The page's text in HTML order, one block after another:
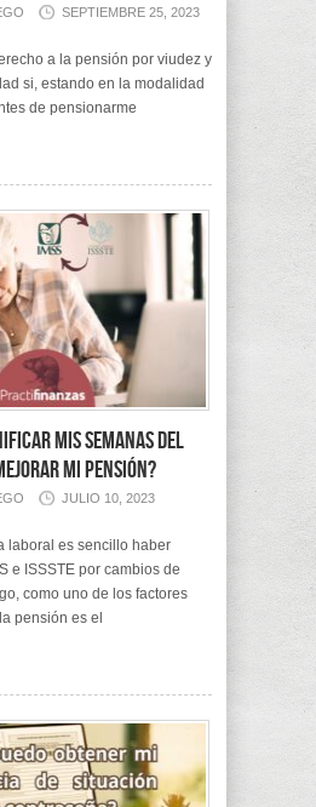
SEPTIEMBRE 25, 2023
a la pensión por viudez y
si, estando en la modalidad
de pensionarme
mis semanas del
mejorar mi pensión?
JULIO 10, 2023
laboral es sencillo haber
e ISSSTE por cambios de
como uno de los factores
pensión es el